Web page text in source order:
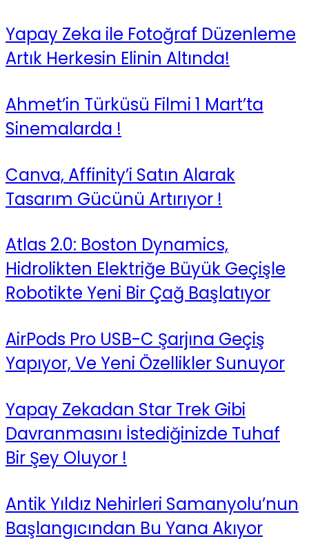
Yapay Zeka ile Fotoğraf Düzenleme
Artık Herkesin Elinin Altında!
Ahmet’in Türküsü Filmi 1 Mart’ta
Sinemalarda !
Canva, Affinity’i Satın Alarak
Tasarım Gücünü Artırıyor !
Atlas 2.0: Boston Dynamics,
Hidrolikten Elektriğe Büyük Geçişle
Robotikte Yeni Bir Çağ Başlatıyor
AirPods Pro USB-C Şarjına Geçiş
Yapıyor, Ve Yeni Özellikler Sunuyor
Yapay Zekadan Star Trek Gibi
Davranmasını İstediğinizde Tuhaf
Bir Şey Oluyor !
Antik Yıldız Nehirleri Samanyolu’nun
Başlangıcından Bu Yana Akıyor